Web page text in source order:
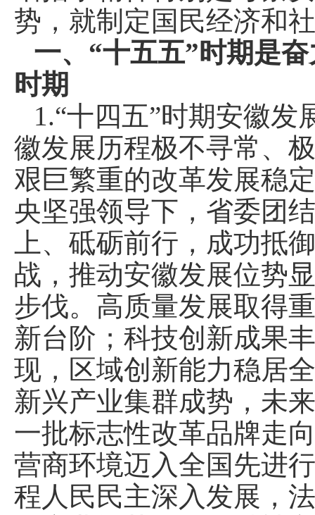
势，就制定国民经济和
一、“十五五”时期是
时期
1.“十四五”时期安徽发
徽发展历程极不寻常、
艰巨繁重的改革发展稳
央坚强领导下，省委团
上、砥砺前行，成功抵
战，推动安徽发展位势
步伐。高质量发展取得
新台阶；科技创新成果
现，区域创新能力稳居
新兴产业集群成势，未
一批标志性改革品牌走
营商环境迈入全国先进
程人民民主深入发展，